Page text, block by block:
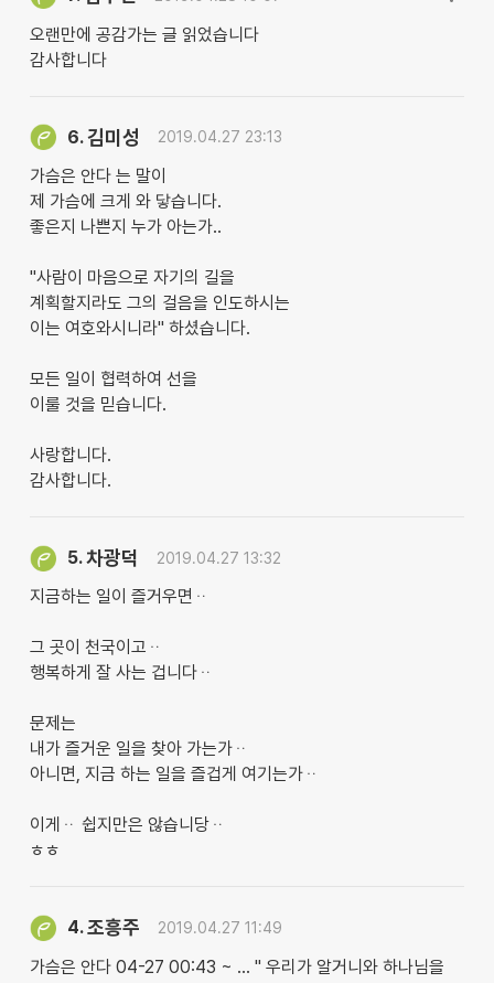
오랜만에 공감가는 글 읽었습니다
감사합니다
6.김미성 2019.04.27 23:13
가슴은 안다 는 말이
제 가슴에 크게 와 닿습니다.
좋은지 나쁜지 누가 아는가..
"사람이 마음으로 자기의 길을
계획할지라도 그의 걸음을 인도하시는
이는 여호와시니라" 하셨습니다.
모든 일이 협력하여 선을
이룰 것을 믿습니다.
사랑합니다.
감사합니다.
5.차광덕 2019.04.27 13:32
지금하는 일이 즐거우면ᆢ
그 곳이 천국이고ᆢ
행복하게 잘 사는 겁니다ᆢ
문제는
내가 즐거운 일을 찾아 가는가ᆢ
아니면, 지금 하는 일을 즐겁게 여기는가ᆢ
이게ᆢ 쉽지만은 않습니당ᆢ
ㅎㅎ
4.조흥주 2019.04.27 11:49
가슴은 안다 04-27 00:43 ~ … " 우리가 알거니와 하나님을